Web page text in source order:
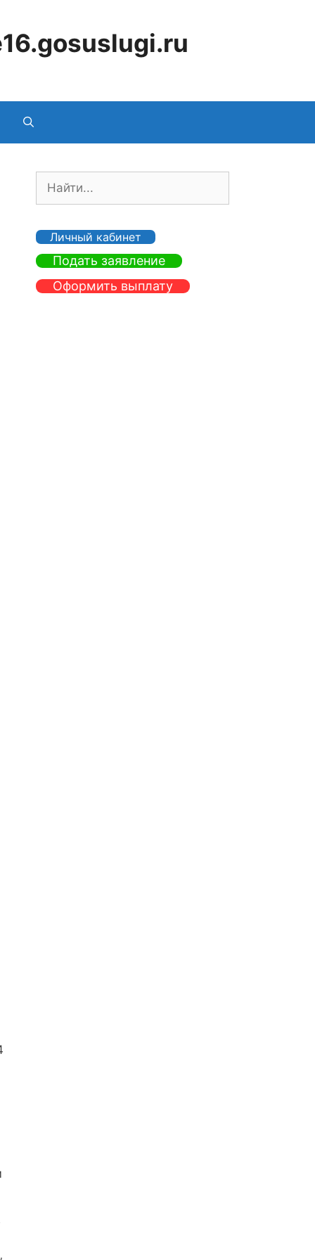
с
к
:
Личный кабинет
Подать заявление
Оформить выплату